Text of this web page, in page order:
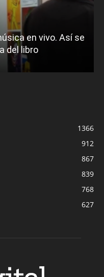
en vivo. Así se
del libro
1366
912
867
839
768
627